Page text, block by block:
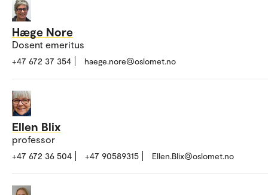
Hæge Nore
Dosent emeritus
+47 672 37 354 haege.nore@oslomet.no
Ellen Blix
professor
+47 672 36 504 +47 90589315 Ellen.Blix@oslomet.no